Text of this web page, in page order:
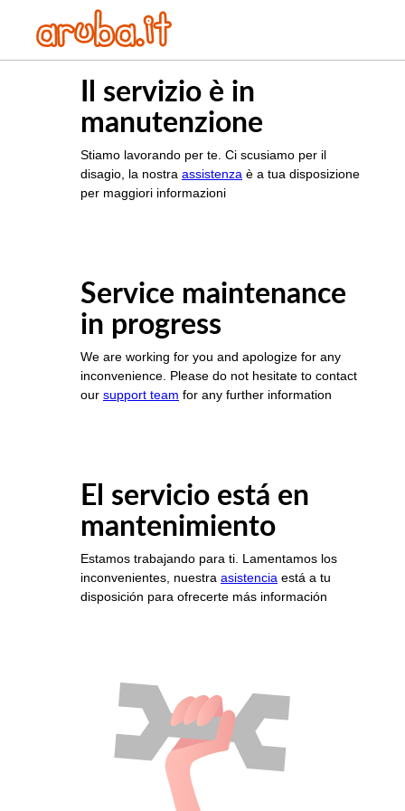
Il servizio è in
manutenzione
Stiamo lavorando per te. Ci scusiamo per il
disagio, la nostra assistenza è a tua disposizione
per maggiori informazioni
Service maintenance
in progress
We are working for you and apologize for any
inconvenience. Please do not hesitate to contact
our support team for any further information
El servicio está en
mantenimiento
Estamos trabajando para ti. Lamentamos los
inconvenientes, nuestra asistencia está a tu
disposición para ofrecerte más información